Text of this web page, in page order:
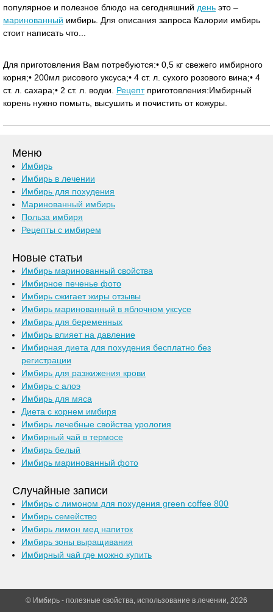
популярное и полезное блюдо на сегодняшний день это –
маринованный имбирь. Для описания запроса Калории имбирь
стоит написать что...
Для приготовления Вам потребуются:• 0,5 кг свежего имбирного
корня;• 200мл рисового уксуса;• 4 ст. л. сухого розового вина;• 4
ст. л. сахара;• 2 ст. л. водки. Рецептприготовления:Имбирный
корень нужно помыть, высушить и почистить от кожуры.
Меню
Имбирь
Имбирь в лечении
Имбирь для похудения
Маринованный имбирь
Польза имбиря
Рецепты с имбирем
Новые статьи
Имбирь маринованный свойства
Имбирное печенье фото
Имбирь сжигает жиры отзывы
Имбирь маринованный в яблочном уксусе
Имбирь для беременных
Имбирь влияет на давление
Имбирная диета для похудения бесплатно без
регистрации
Имбирь для разжижения крови
Имбирь с алоэ
Имбирь для мяса
Диета с корнем имбиря
Имбирь лечебные свойства урология
Имбирный чай в термосе
Имбирь белый
Имбирь маринованный фото
Случайные записи
Имбирь с лимоном для похудения green coffee 800
Имбирь семейство
Имбирь лимон мед напиток
Имбирь зоны выращивания
Имбирный чай где можно купить
© Имбирь - полезные свойства, использование в лечении, 2026